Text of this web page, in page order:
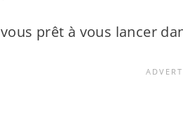
prêt à vous lancer